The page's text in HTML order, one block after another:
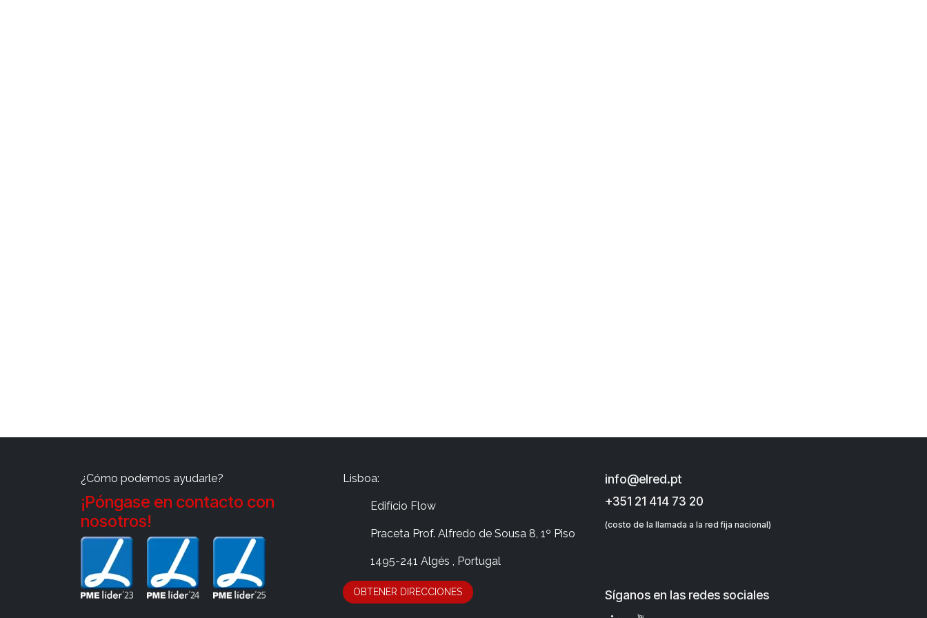
¿Cómo podemos ayudarle?
¡Póngase en contacto con
nosotros!
Lisboa:
Edifício Flow
​Praceta Prof. Alfredo de Sousa 8, 1º Piso
​ 1495-241 Algés , Portugal
OBTENER DIRECCIONES
info@elred.pt
+351 21 414 73 20
(costo de la llamada a la red fija nacional)
Síganos en las redes sociales